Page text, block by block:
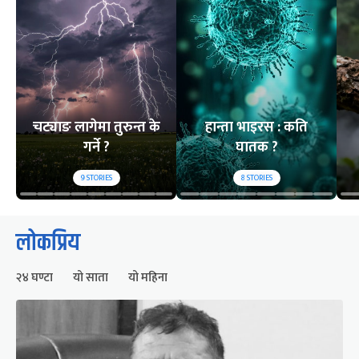
चट्याङ लागेमा तुरुन्त के
गर्ने ?
9STORIES
हान्ता भाइरस : कति
घातक ?
8STORIES
लोकप्रिय
२४ घण्टा यो साता यो महिना